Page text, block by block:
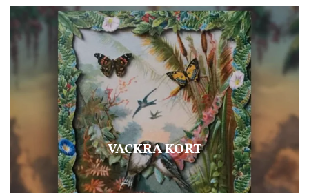
VACKRA KORT